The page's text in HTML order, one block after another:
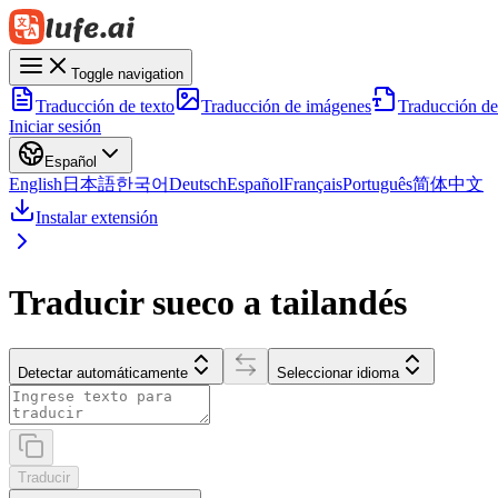
Toggle navigation
Traducción de texto Traducción de imágenes Traducción
Iniciar sesión
Español
English 日本語한국어DeutschEspañolFrançaisPortuguês简体中文
Instalar extensión
Traducir sueco a tailandés
Detectar automáticamente Seleccionar idioma
Traducir